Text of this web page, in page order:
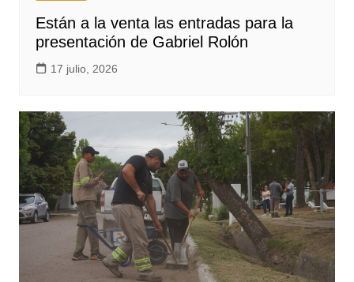
Están a la venta las entradas para la
presentación de Gabriel Rolón
17 julio, 2026